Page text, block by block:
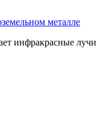
металле
инфракрасные лучи